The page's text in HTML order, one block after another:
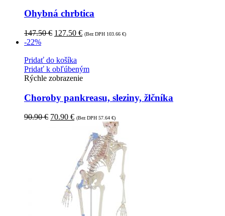
Ohybná chrbtica
147.50€ 127.50 € (Bez DPH 103.66 €)
-22%
Pridať do košíka
Pridať k obľúbeným
Rýchle zobrazenie
Choroby pankreasu, sleziny, žlčníka
90.90€ 70.90 € (Bez DPH 57.64 €)